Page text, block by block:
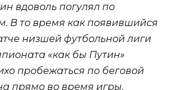
вдоволь погулял по
В то время как появившийся
низшей футбольной лиги
«как бы Путин»
пробежаться по беговой
прямо во время игры.